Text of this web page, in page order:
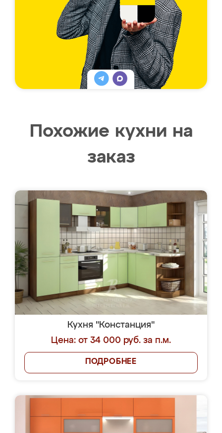
Похожие кухни на
заказ
Кухня "Констанция"
Цена: от 34 000 руб. за п.м.
ПОДРОБНЕЕ